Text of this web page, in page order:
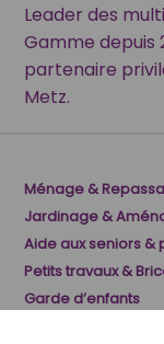
Leader des
Gamme depuis
partenaire
Metz.
Ménage &
Jardinage &
Aide aux seniors
Petits travaux &
Garde d’enfants